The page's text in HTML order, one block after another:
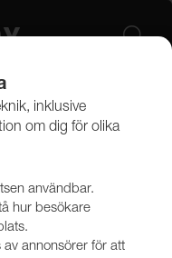
Alla möbeltyger
inklusive
om dig för olika
användbar.
hur besökare
annonsörer för att